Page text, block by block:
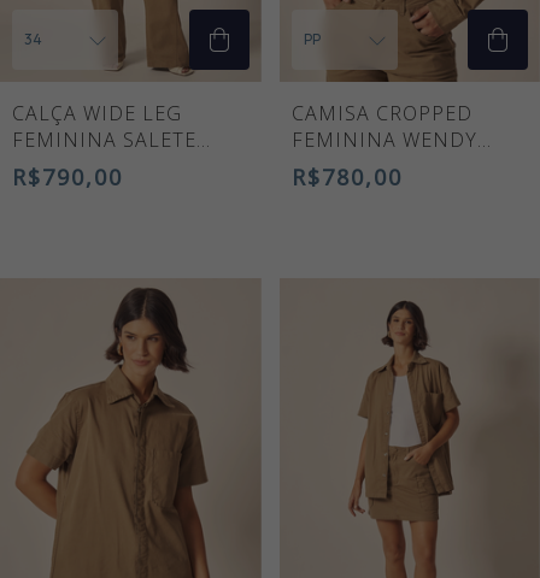
CALÇA WIDE LEG
FEMININA SALETE
CAQUI
R$790,00
CAMISA CROPPED
FEMININA WENDY
CAQUI
R$780,00